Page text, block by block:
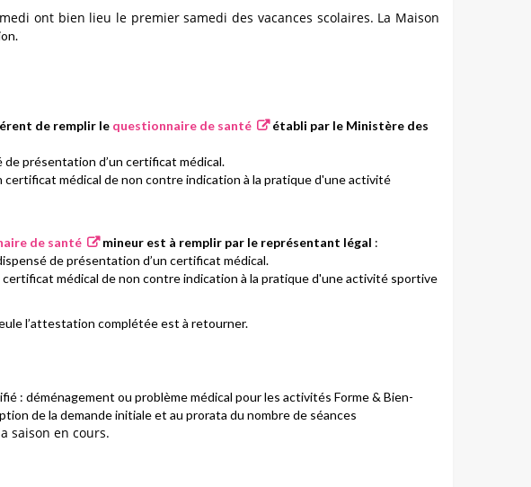
ont bien lieu le premier samedi des vacances scolaires. La Maison
de remplir le questionnaire de santé
établi par le Ministère des
de présentation d’un certificat médical.
certificat médical de non contre indication à la pratique d'une activité
de santé mineur est à remplir par le représentant légal :
de présentation d’un certificat médical.
médical de non contre indication à la pratique d'une activité sportive
l’attestation complétée est à retourner.
: déménagement ou problème médical pour les activités Forme & Bien-
de la demande initiale et au prorata du nombre de séances
saison en cours.